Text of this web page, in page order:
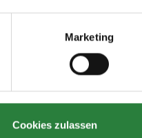
Marketing
Cookies zulassen